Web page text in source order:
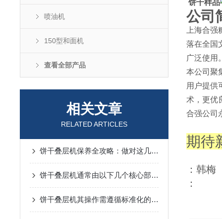
喷油机
150型和面机
查看全部产品
相关文章
RELATED ARTICLES
饼干叠层机保养全攻略：做对这几步，设备稳跑少出故障！
饼干叠层机通常由以下几个核心部分组成
饼干叠层机其操作需遵循标准化的流程
饼干样品
公司
上海合
落在全国
广泛使用
本公司聚
用户提供
术，更优
合强公司
期待
：
：